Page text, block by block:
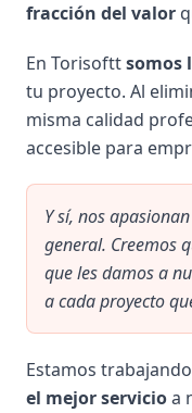
fracción del valor
En Torisofttsomos
tu proyecto. Al
misma calidad
accesible para
Y sí, nos
general. Creemos
que les damos a
a cada proyecto
Estamos trabajando
el mejor servicioa